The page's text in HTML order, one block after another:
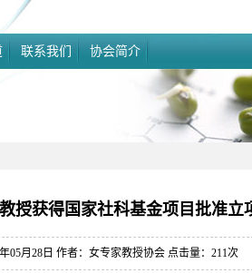
联系我们 协会简介
授获得国家社科基金项目批准立
05月28日 作者：女专家教授协会 点击量： 211次